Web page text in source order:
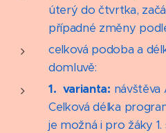
úterý do čtvrtka,
případné změny
celková podoba a
domluvě:
1. varianta: návštěva
Celková délka
je možná i pro žáky 1.